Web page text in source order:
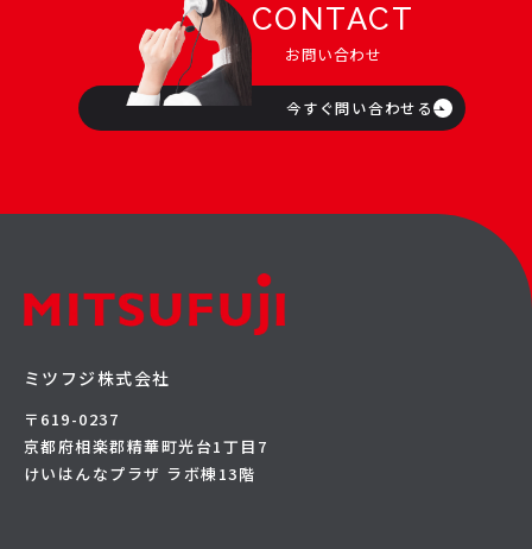
CONTACT
お問い合わせ
今すぐ問い合わせる
ミツフジ株式会社
〒619-0237
京都府相楽郡精華町光台1丁目7
けいはんなプラザ ラボ棟13階